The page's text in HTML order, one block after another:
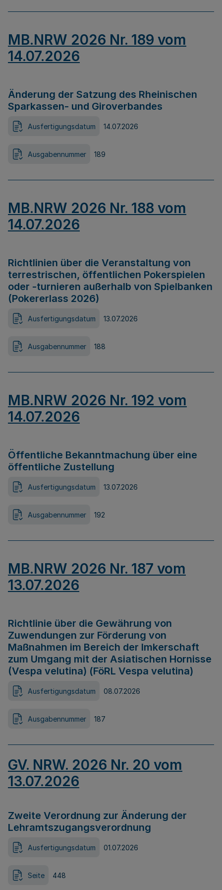
MB.NRW 2026 Nr. 189 vom
14.07.2026
Änderung der Satzung des Rheinischen
Sparkassen- und Giroverbandes
Ausfertigungsdatum 14.07.2026
Ausgabennummer 189
MB.NRW 2026 Nr. 188 vom
14.07.2026
Richtlinien über die Veranstaltung von
terrestrischen, öffentlichen Pokerspielen
oder -turnieren außerhalb von Spielbanken
(Pokererlass 2026)
Ausfertigungsdatum 13.07.2026
Ausgabennummer 188
MB.NRW 2026 Nr. 192 vom
14.07.2026
Öffentliche Bekanntmachung über eine
öffentliche Zustellung
Ausfertigungsdatum 13.07.2026
Ausgabennummer 192
MB.NRW 2026 Nr. 187 vom
13.07.2026
Richtlinie über die Gewährung von
Zuwendungen zur Förderung von
Maßnahmen im Bereich der Imkerschaft
zum Umgang mit der Asiatischen Hornisse
(Vespa velutina) (FöRL Vespa velutina)
Ausfertigungsdatum 08.07.2026
Ausgabennummer 187
GV. NRW. 2026 Nr. 20 vom
13.07.2026
Zweite Verordnung zur Änderung der
Lehramtszugangsverordnung
Ausfertigungsdatum 01.07.2026
Seite 448